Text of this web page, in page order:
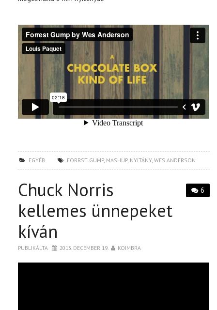
EGYÉB FORRST GUMP, MASHUP, NYITÁNY,WES ANDERSON
6
Chuck Norris
kellemes ünnepeket
kíván
PUBLIKÁLTA 2013. DECEMBER 19. KOIMBRA